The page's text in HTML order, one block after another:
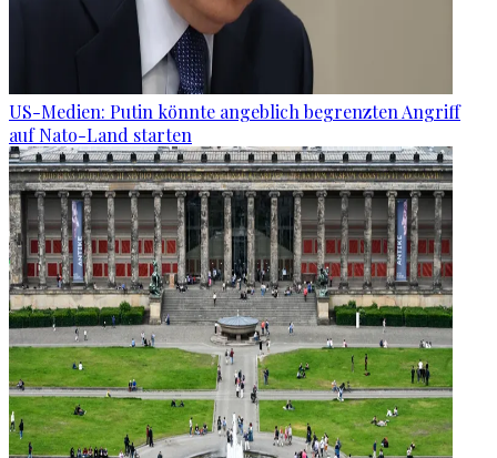
US-Medien: Putin könnte angeblich begrenzten Angriff
auf Nato-Land starten